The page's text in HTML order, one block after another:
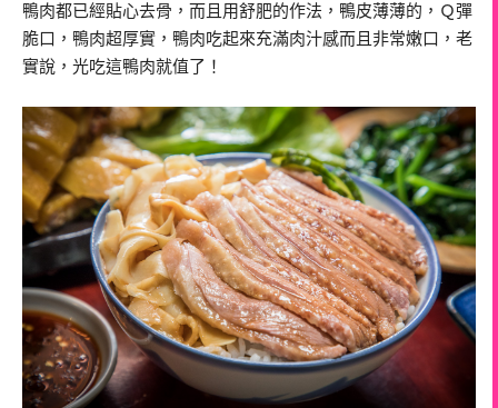
鴨肉都已經貼心去骨，而且用舒肥的作法，鴨皮薄薄的，Ｑ彈
脆口，鴨肉超厚實，鴨肉吃起來充滿肉汁感而且非常嫩口，老
實說，光吃這鴨肉就值了！